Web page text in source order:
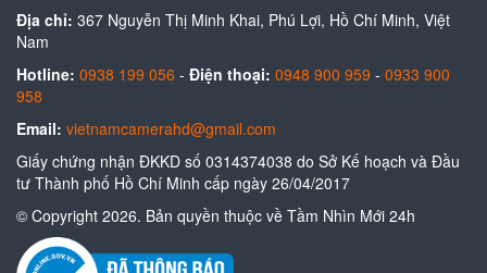
Địa chỉ: 367 Nguyễn Thị Minh Khai, Phú Lợi, Hồ Chí Minh, Việt
Nam
Hotline: 0938 199 056 - Điện thoại: 0948 900 959 - 0933 900
958
Email: vietnamcamerahd@gmail.com
Giấy chứng nhận ĐKKD số 0314374038 do Sở Kế hoạch và Đầu
tư Thành phố Hồ Chí Minh cấp ngày 26/04/2017
© Copyright 2026. Bản quyền thuộc về Tầm Nhìn Mới 24h